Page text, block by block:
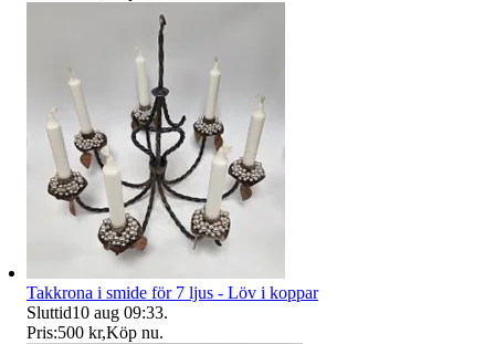
Takkrona i smide för 7 ljus - Löv i koppar
Sluttid10 aug 09:33.
Pris:500 kr,Köp nu.